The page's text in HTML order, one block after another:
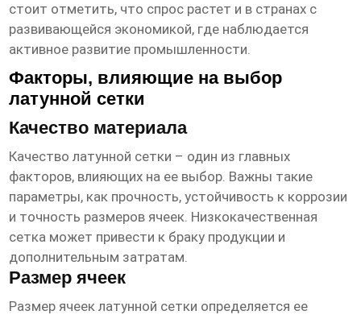
стоит отметить, что спрос растет и в странах с
развивающейся экономикой, где наблюдается
активное развитие промышленности.
Факторы, влияющие на выбор
латунной сетки
Качество материала
Качестволатунной сетки – один из главных
факторов, влияющих на ее выбор. Важны такие
параметры, как прочность, устойчивость к коррозии
и точность размеров ячеек. Низкокачественная
сетка может привести к браку продукции и
дополнительным затратам.
Размер ячеек
Размер ячееклатунной сетки определяется ее